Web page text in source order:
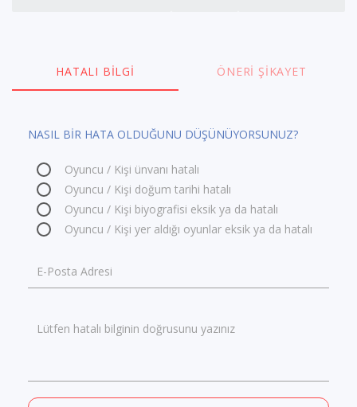
HATALI BILGI ÖNERI ŞIKAYET
NASIL BİR HATA OLDUĞUNU DÜŞÜNÜYORSUNUZ?
Oyuncu / Kişi ünvanı hatalı
Oyuncu / Kişi doğum tarihi hatalı
Oyuncu / Kişi biyografisi eksik ya da hatalı
Oyuncu / Kişi yer aldığı oyunlar eksik ya da hatalı
E-Posta Adresi
Lütfen hatalı bilginin doğrusunu yazınız